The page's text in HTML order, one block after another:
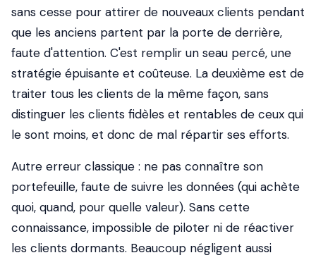
sans cesse pour attirer de nouveaux clients pendant
que les anciens partent par la porte de derrière,
faute d'attention. C'est remplir un seau percé, une
stratégie épuisante et coûteuse. La deuxième est de
traiter tous les clients de la même façon, sans
distinguer les clients fidèles et rentables de ceux qui
le sont moins, et donc de mal répartir ses efforts.
Autre erreur classique : ne pas connaître son
portefeuille, faute de suivre les données (qui achète
quoi, quand, pour quelle valeur). Sans cette
connaissance, impossible de piloter ni de réactiver
les clients dormants. Beaucoup négligent aussi